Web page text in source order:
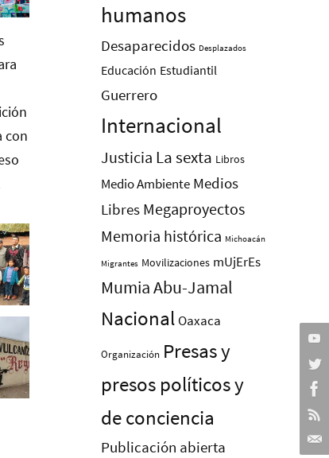
humanos
Desaparecidos Desplazados
Educación Estudiantil
Guerrero
Internacional
Justicia La sexta Libros
Medio Ambiente Medios
Libres Megaproyectos
Memoria histórica Michoacán
Migrantes Movilizaciones mUjErEs
Mumia Abu-Jamal
Nacional Oaxaca
Organización Presas y
presos polí­ticos y
de conciencia
Publicación abierta